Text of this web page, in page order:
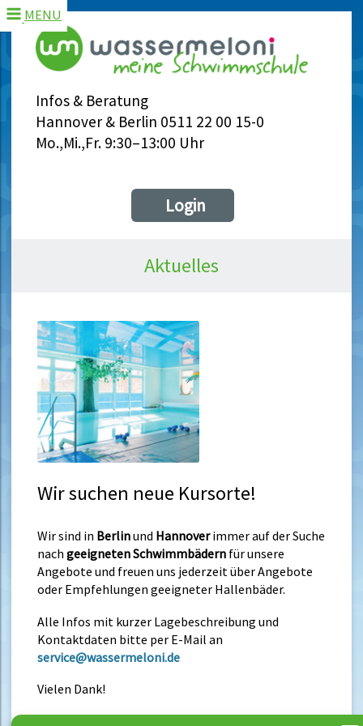
Infos & Beratung
Hannover & Berlin 0511 22 00 15-0
Mo.,Mi.,Fr. 9:30–13:00 Uhr
MENU
Login
Aktuelles
Wir suchen neue Kursorte!
Wir sind in Berlinund Hannoverimmer auf der Suche
nach geeigneten Schwimmbädern für unsere
Angebote und freuen uns jederzeit über Angebote
oder Empfehlungen geeigneter Hallenbäder.
Alle Infos mit kurzer Lagebeschreibung und
Kontaktdaten bitte per E-Mail an
service@wassermeloni.de
Vielen Dank!